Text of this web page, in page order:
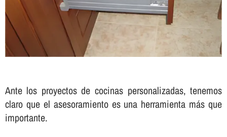
Ante los proyectos de cocinas personalizadas, tenemos
claro que el asesoramiento es una herramienta más que
importante.